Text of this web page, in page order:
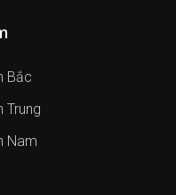
Bắc
Trung
Nam